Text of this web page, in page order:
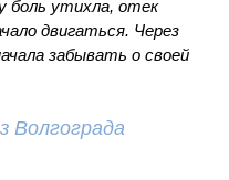
боль утихла, отек
двигаться. Через
забывать о своей
Волгограда